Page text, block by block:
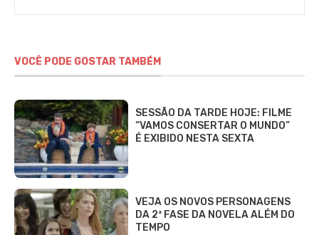
VOCÊ PODE GOSTAR TAMBÉM
SESSÃO DA TARDE HOJE: FILME
“VAMOS CONSERTAR O MUNDO”
É EXIBIDO NESTA SEXTA
VEJA OS NOVOS PERSONAGENS
DA 2ª FASE DA NOVELA ALÉM DO
TEMPO